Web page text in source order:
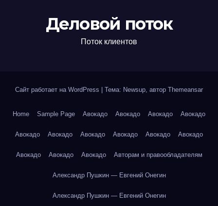
Деловой поток
Поток клиентов
Сайт работает на WordPress Тема: Newsup, автор Themeansar
Home Sample Page Авокадо Авокадо Авокадо Авокадо
Авокадо Авокадо Авокадо Авокадо Авокадо Авокадо
Авокадо Авокадо Авокадо Авторам и правообладателям
Александр Пушкин — Евгений Онегин
Александр Пушкин — Евгений Онегин